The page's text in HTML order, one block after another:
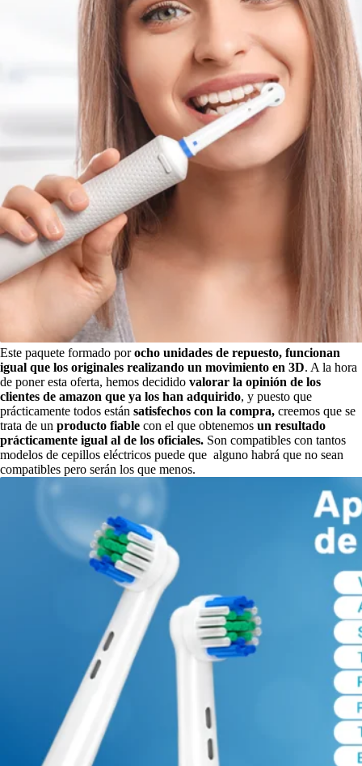
Este paquete formado porocho unidades de repuesto, funcionan
igual que los originales realizando un movimiento en 3D. A la hora
de poner esta oferta, hemos decidido valorar la opinión de los
clientes de amazon que ya los han adquirido, y puesto que
prácticamente todos están satisfechos con la compra, creemos que se
trata de un producto fiable con el que obtenemos un resultado
prácticamente igual al de los oficiales. Son compatibles con tantos
modelos de cepillos eléctricos puede que alguno habrá que no sean
compatibles pero serán los que menos.